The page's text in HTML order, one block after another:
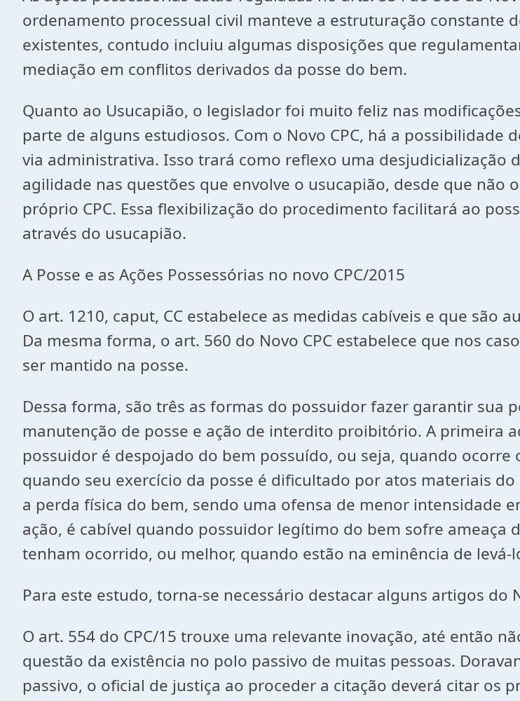
ordenamento processual civil manteve a estruturação constante
existentes, contudo incluiu algumas disposições que
mediação em conflitos derivados da posse do bem.
Quanto ao Usucapião, o legislador foi muito feliz nas
parte de alguns estudiosos. Com o Novo CPC, há a
via administrativa. Isso trará como reflexo uma desjudicialização
agilidade nas questões que envolve o usucapião, desde que
próprio CPC. Essa flexibilização do procedimento facilitará ao
através do usucapião.
A Posse e as Ações Possessórias no novo CPC/2015
O art. 1210, caput, CC estabelece as medidas cabíveis e que são
Da mesma forma, o art. 560 do Novo CPC estabelece que nos
ser mantido na posse.
Dessa forma, são três as formas do possuidor fazer garantir sua
manutenção de posse e ação de interdito proibitório. A primeira
possuidor é despojado do bem possuído, ou seja, quando
quando seu exercício da posse é dificultado por atos materiais
a perda física do bem, sendo uma ofensa de menor intensidade
ação, é cabível quando possuidor legítimo do bem sofre
tenham ocorrido, ou melhor, quando estão na eminência de levá-
Para este estudo, torna-se necessário destacar alguns artigos do
O art. 554 do CPC/15 trouxe uma relevante inovação, até então
questão da existência no polo passivo de muitas pessoas.
passivo, o oficial de justiça ao proceder a citação deverá citar os